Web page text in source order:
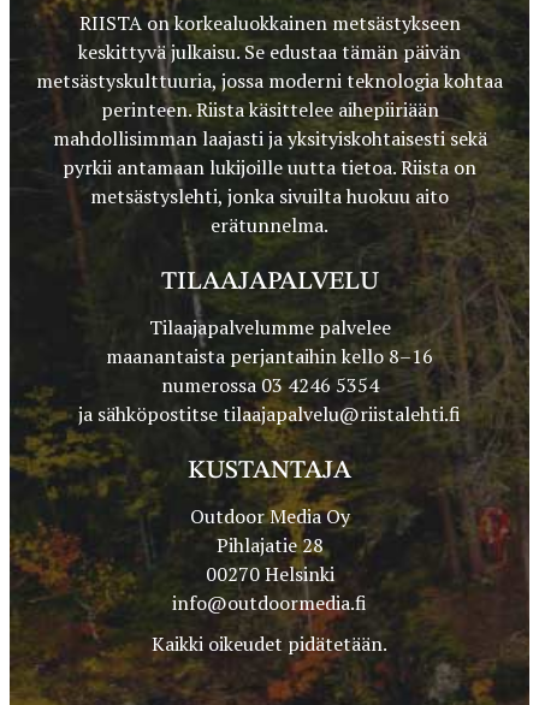
RIISTA on korkealuokkainen metsästykseen
keskittyvä julkaisu. Se edustaa tämän päivän
metsästyskulttuuria, jossa moderni teknologia kohtaa
perinteen. Riista käsittelee aihepiiriään
mahdollisimman laajasti ja yksityiskohtaisesti sekä
pyrkii antamaan lukijoille uutta tietoa. Riista on
metsästyslehti, jonka sivuilta huokuu aito
erätunnelma.
TILAAJAPALVELU
Tilaajapalvelumme palvelee
maanantaista perjantaihin kello 8–16
numerossa 03 4246 5354
ja sähköpostitsetilaajapalvelu@riistalehti.fi
KUSTANTAJA
Outdoor Media Oy
Pihlajatie 28
00270 Helsinki
info@outdoormedia.fi
Kaikki oikeudet pidätetään.